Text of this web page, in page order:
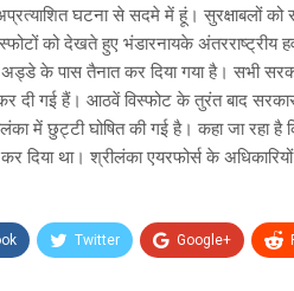
घटना से सदमे में हूं। सुरक्षाबलों को
को देखते हुए भंडारनायके अंतरराष्ट्रीय
अड्डे के पास तैनात कर दिया गया है। सभी
कर दी गई हैं। आठवें विस्फोट के तुरंत बाद
में छुट्टी घोषित की गई है। कहा जा रहा है
दिया था। श्रीलंका एयरफोर्स के
Twitter Google+